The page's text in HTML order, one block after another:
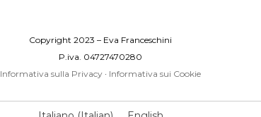
Copyright 2023 – Eva Franceschini
P.iva. 04727470280
Informativa sulla Privacy · Informativa sui Cookie